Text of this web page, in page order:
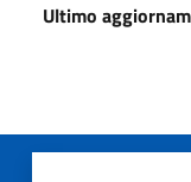
Ultimo